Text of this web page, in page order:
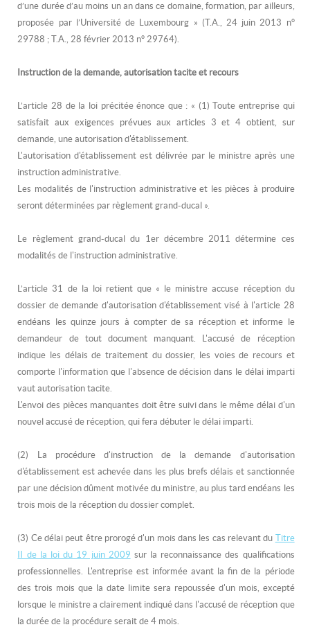
d’une durée d’au moins un an dans ce domaine, formation, par ailleurs,
proposée par l’Université de Luxembourg » (T.A., 24 juin 2013 n°
29788 ; T.A., 28 février 2013 n° 29764).
Instruction de la demande, autorisation tacite et recours
L’article 28 de la loi précitée énonce que : « (1) Toute entreprise qui
satisfait aux exigences prévues aux articles 3 et 4 obtient, sur
demande, une autorisation d'établissement.
L'autorisation d'établissement est délivrée par le ministre après une
instruction administrative.
Les modalités de l'instruction administrative et les pièces à produire
seront déterminées par règlement grand-ducal ».
Le règlement grand-ducal du 1er décembre 2011 détermine ces
modalités de l'instruction administrative.
L’article 31 de la loi retient que « le ministre accuse réception du
dossier de demande d'autorisation d'établissement visé à l'article 28
endéans les quinze jours à compter de sa réception et informe le
demandeur de tout document manquant. L'accusé de réception
indique les délais de traitement du dossier, les voies de recours et
comporte l'information que l'absence de décision dans le délai imparti
vaut autorisation tacite.
L'envoi des pièces manquantes doit être suivi dans le même délai d'un
nouvel accusé de réception, qui fera débuter le délai imparti.
(2) La procédure d'instruction de la demande d'autorisation
d'établissement est achevée dans les plus brefs délais et sanctionnée
par une décision dûment motivée du ministre, au plus tard endéans les
trois mois de la réception du dossier complet.
(3) Ce délai peut être prorogé d'un mois dans les cas relevant du Titre
II de la loi du 19 juin 2009 sur la reconnaissance des qualifications
professionnelles. L'entreprise est informée avant la fin de la période
des trois mois que la date limite sera repoussée d'un mois, excepté
lorsque le ministre a clairement indiqué dans l'accusé de réception que
la durée de la procédure serait de 4 mois.